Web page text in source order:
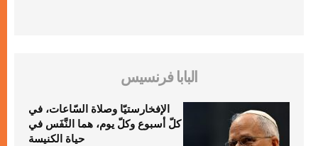
البابا فرنسيس
الإفخارستيّا وصلاة السّاعات، في
كلّ أسبوع وكلّ يوم، هما النَّفَس في
حياة الكنيسة